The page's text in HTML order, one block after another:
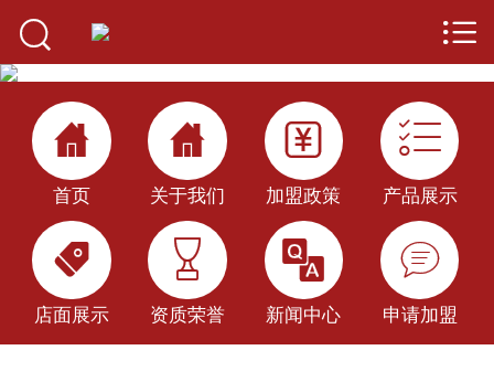
关于我们
产品展示
加盟优势
加盟政策
店面展示



首页

关于我们

加盟政策

产品展示

店面展示

资质荣誉

新闻中心

申请加盟